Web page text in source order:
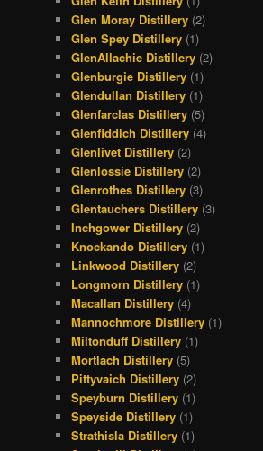
Glen Moray Distillery (2)
Glen Spey Distillery (1)
GlenAllachie Distillery (2)
Glenburgie Distillery (1)
Glendullan Distillery (1)
Glenfarclas Distillery (5)
Glenfiddich Distillery (4)
Glenlivet Distillery (2)
Glenlossie Distillery (2)
Glenrothes Distillery (3)
Glentauchers Distillery (3)
Inchgower Distillery (2)
Knockando Distillery (1)
Linkwood Distillery (2)
Longmorn Distillery (1)
Macallan Distillery (4)
Mannochmore Distillery (1)
Miltonduff Distillery (1)
Mortlach Distillery (5)
Pittyvaich Distillery (2)
Speyburn Distillery (1)
Speyside Distillery (1)
Strathisla Distillery (1)